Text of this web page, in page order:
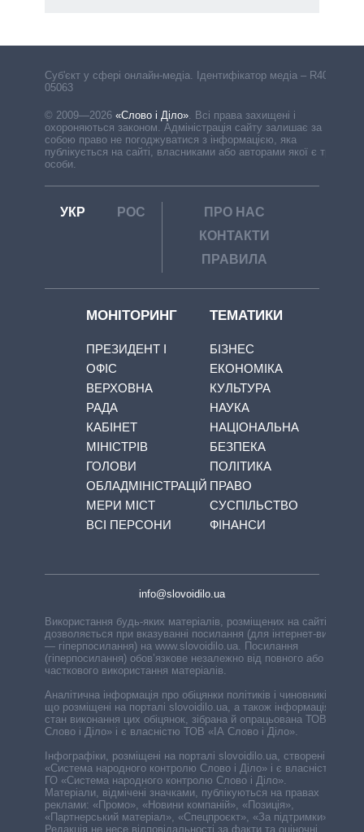
Cуб'єкт у сфері онлайн-медіа. Ідентифікатор медіа – R40-
05063
© 2009—2026 «Слово і Діло» Всі права захищені і
охороняються законом. Адміністрація сайту залишає за
собою право не погоджуватися з інформацією, яка
публікується на сайті, власниками або авторами якої є треті
особи.
УКР РОС
ПРО НАС
КОНТАКТИ
ПРАВИЛА
МОНІТОРИНГ
ПРЕЗИДЕНТ І
ОФІС
ВЕРХОВНА
РАДА
КАБІНЕТ
МІНІСТРІВ
ГОЛОВИ
ОБЛАДМІНІСТРАЦІЙ
МЕРИ МІСТ
ВСІ ПЕРСОНИ
ТЕМАТИКИ
БІЗНЕС
ЕКОНОМІКА
КУЛЬТУРА
НАУКА
НАЦІОНАЛЬНА
БЕЗПЕКА
ПОЛІТИКА
ПРАВО
СУСПІЛЬСТВО
ФІНАНСИ
info@slovoidilo.ua
Використання будь-яких матеріалів, розміщених на сайті,
дозволяється при вказуванні посилання (для інтернет-видань
— гіперпосилання) на www.slovoidilo.ua. Посилання
(гіперпосилання) обов’язкове незалежно від повного або
часткового використання матеріалів.
Аналітична інформація про обіцянки політиків і чиновників,
що розміщені на порталі slovoidilo.ua, а також інформація про
стан виконання цих обіцянок, зібрана й опрацьована ТОВ «ІА
Слово і Діло» і є власністю ТОВ «ІА Слово і Діло».
Інфографіки, розміщені на порталі slovoidilo.ua, створені ГО
«Система народного контролю Слово і Діло» і є власністю
ГО «Система народного контролю Слово і Діло».
Матеріали, відмічені значками, публікуються на правах
реклами: «Промо», «Новини компаній», «Позиція»,
«Партнерський матеріал», «Спецпроєкт», «За підтримки».
Редакція не несе відповідальності за факти та оціночні